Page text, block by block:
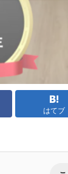
はてブ